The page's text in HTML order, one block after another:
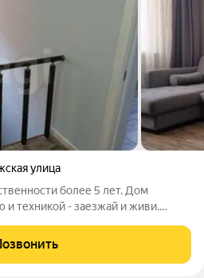
улица
более 5 лет. Дом
и техникой - заезжай и живи.
заграничные (не Китай).